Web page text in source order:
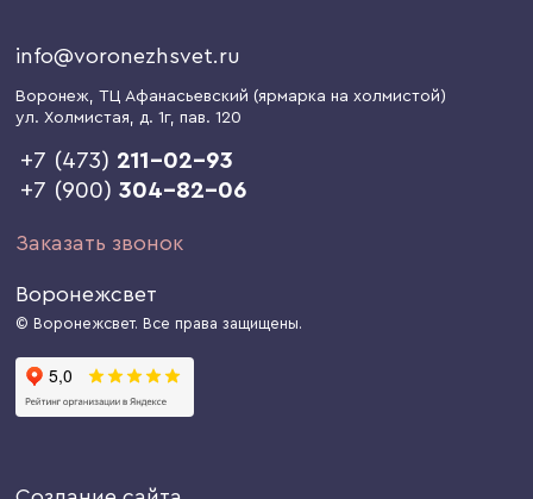
info@voronezhsvet.ru
Воронеж, ТЦ Афанасьевский (ярмарка на холмистой)
ул. Холмистая, д. 1г, пав. 120
+7 (473) 211-02-93
+7 (900)304-82-06
Заказать звонок
Воронежсвет
© Воронежсвет. Все права защищены.